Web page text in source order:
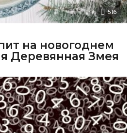
516
на новогоднем
Деревянная Змея